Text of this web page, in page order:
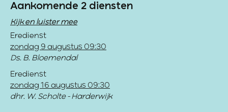
Aankomende 2 diensten
Kijk en luister mee
Eredienst
zondag 9 augustus 09:30
Ds. B. Bloemendal
Eredienst
zondag 16 augustus 09:30
dhr. W. Scholte - Harderwijk